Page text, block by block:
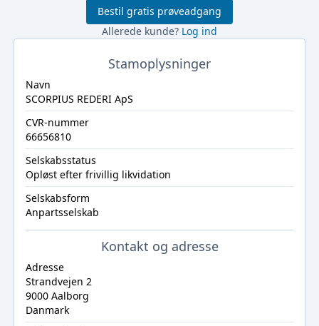
Bestil gratis prøveadgang
Allerede kunde? Log ind
Stamoplysninger
Navn
SCORPIUS REDERI ApS
CVR-nummer
66656810
Selskabsstatus
Opløst efter frivillig likvidation
Selskabsform
Anpartsselskab
Kontakt og adresse
Adresse
Strandvejen 2
9000 Aalborg
Danmark